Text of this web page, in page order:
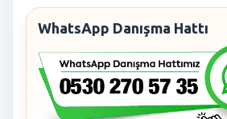
WhatsApp Danışma Hattı